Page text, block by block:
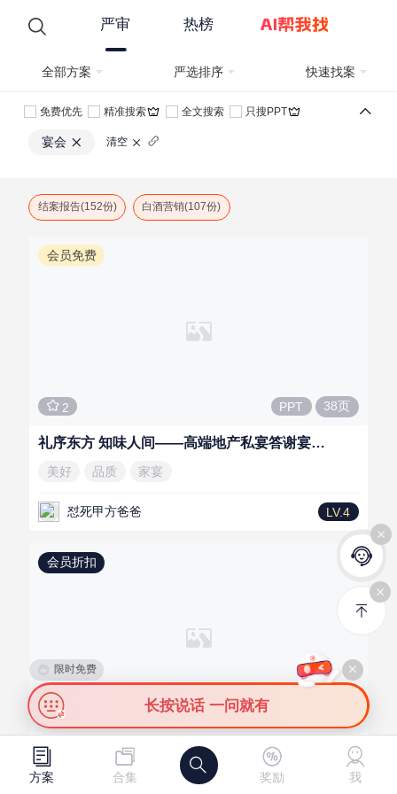
严审 热榜
全部方案 严选排序 快速找案
免费优先 精准搜索 全文搜索 只搜PPT
宴会 清空
结案报告(152份) 白酒营销(107份)
会员免费
2 PPT 38页
礼序东方 知味人间——高端地产私宴答谢宴会活动方案
美好 品质 家宴
怼死甲方爸爸 LV.4
会员折扣
主题宴会 中式 梵高
限时免费
长按说话 一问就有
方案 合集 奖励 我